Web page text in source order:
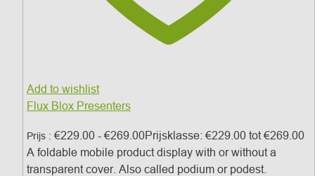
Add to wishlist
Flux Blox Presenters
Prijs : €229.00 - €269.00Prijsklasse: €229.00 tot €269.00
A foldable mobile product display with or without a
transparent cover. Also called podium or podest.